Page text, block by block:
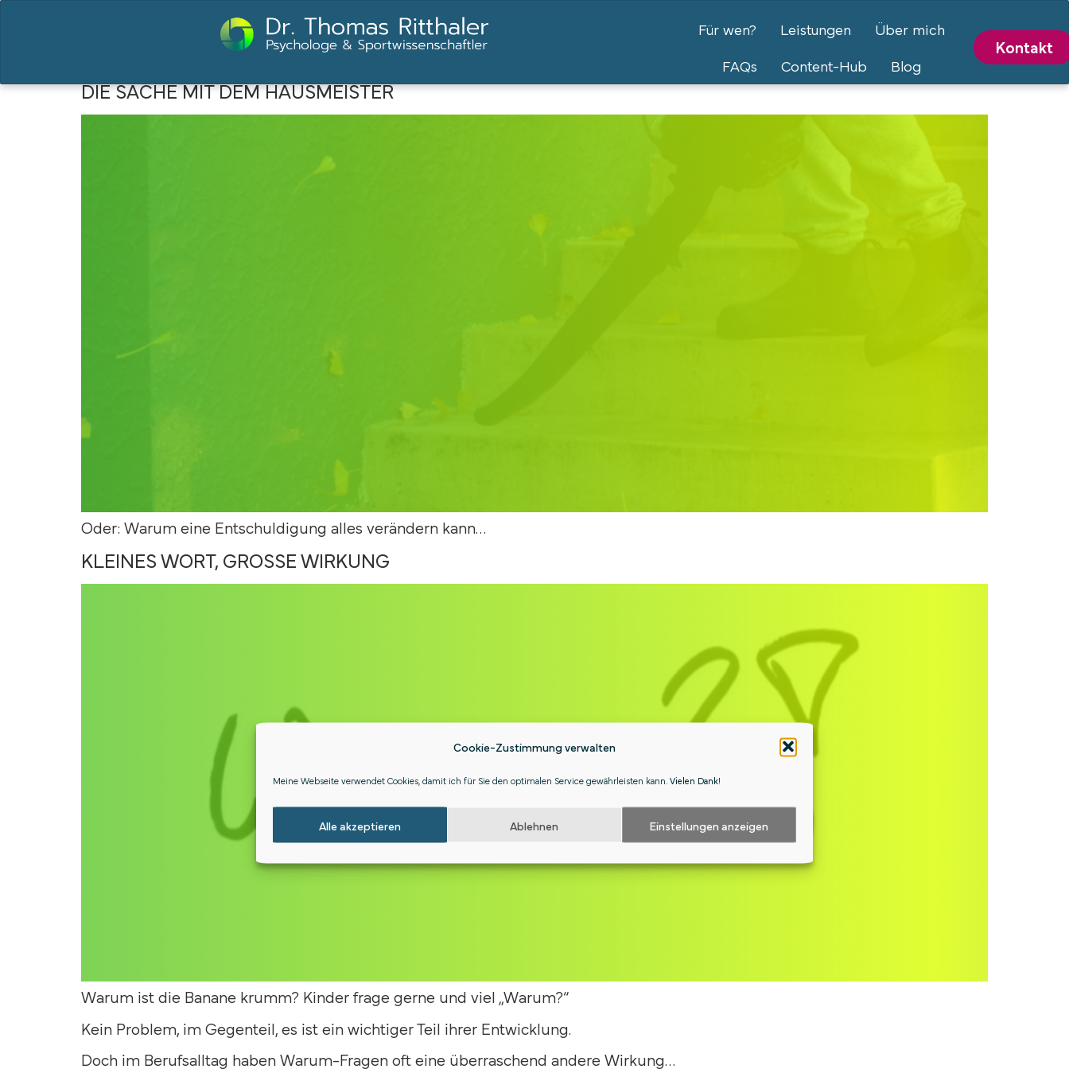
Cookie-Zustimmung verwalten
Meine Webseite verwendet Cookies, damit ich für Sie den optimalen Service gewährleisten kann. Vielen Dank!
Alle akzeptieren Ablehnen Einstellungen anzeigen
Für wen? Leistungen
Über mich
FAQs
Content-Hub Blog
Kontakt
DIE SACHE MIT DEM HAUSMEISTER
Oder: Warum eine Entschuldigung alles verändern kann…
KLEINES WORT, GROSSE WIRKUNG
Warum ist die Banane krumm? Kinder frage gerne und viel „Warum?“
Kein Problem, im Gegenteil, es ist ein wichtiger Teil ihrer Entwicklung.
Doch im Berufsalltag haben Warum-Fragen oft eine überraschend andere Wirkung…